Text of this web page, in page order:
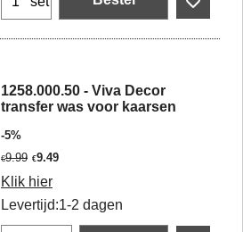
1258.000.50 - Viva Decor
transfer was voor kaarsen
-5%
€9.99 €9.49
Klik hier
Levertijd:1-2 dagen